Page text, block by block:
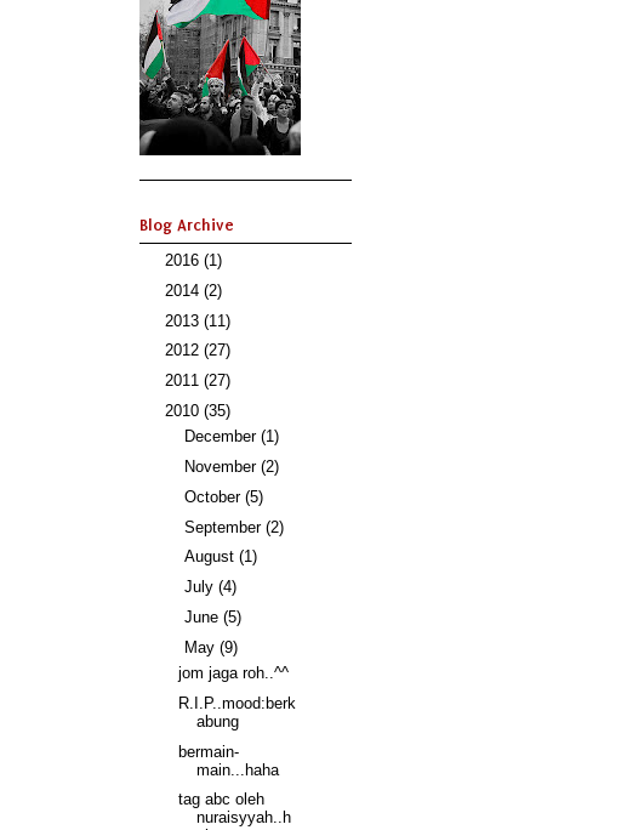
Blog Archive
2016 (1)
2014 (2)
2013 (11)
2012 (27)
2011 (27)
2010 (35)
December (1)
November (2)
October (5)
September (2)
August (1)
July (4)
June (5)
May (9)
jom jaga roh..^^
R.I.P..mood:berk
abung
bermain-
main...haha
tag abc oleh
nuraisyyah..h